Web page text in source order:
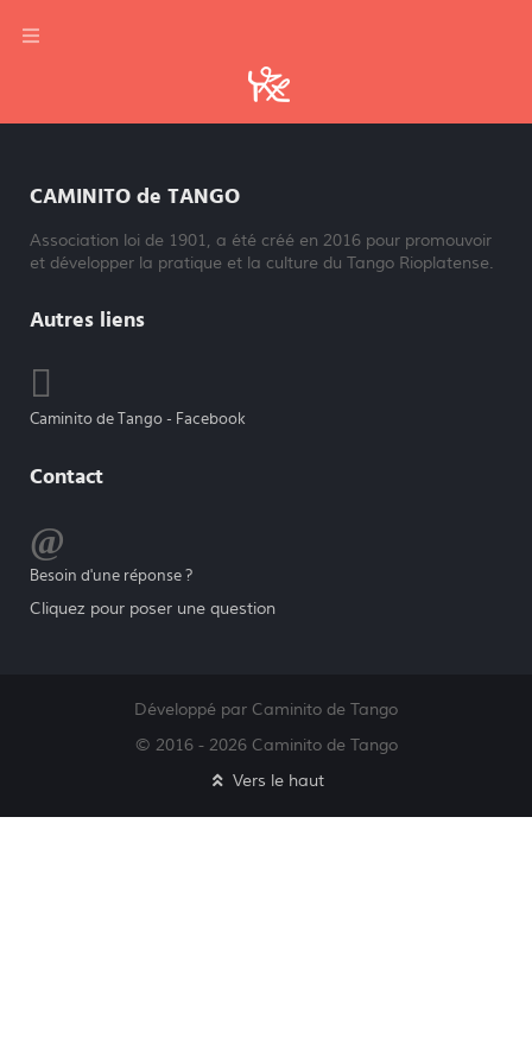
CAMINITO de TANGO
Association loi de 1901, a été créé en 2016 pour promouvoir
et développer la pratique et la culture du Tango Rioplatense.
Autres liens
Caminito de Tango - Facebook
Contact
Besoin d'une réponse ?
Cliquez pour poser une question
Développé par Caminito de Tango
© 2016 - 2026 Caminito de Tango
Vers le haut